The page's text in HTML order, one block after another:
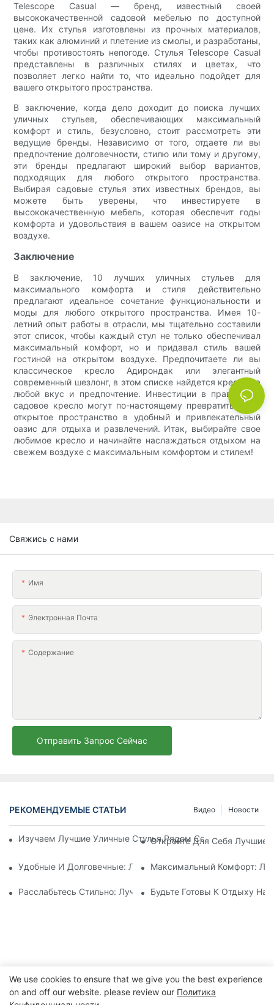
Telescope Casual — бренд, известный своей
высококачественной садовой мебелью по доступной
цене. Их стулья изготовлены из прочных материалов,
таких как алюминий и плетение из смолы, и разработаны,
чтобы противостоять непогоде. Стулья Telescope Casual
представлены в различных стилях и цветах, что
позволяет легко найти то, что идеально подойдет для
вашего открытого пространства.
В заключение, когда дело доходит до поиска лучших
уличных стульев, обеспечивающих максимальный
комфорт и стиль, безусловно, стоит рассмотреть эти
ведущие бренды. Независимо от того, отдаете ли вы
предпочтение долговечности, стилю или тому и другому,
эти бренды предлагают широкий выбор вариантов,
подходящих для любого открытого пространства.
Выбирая садовые стулья этих известных брендов, вы
можете быть уверены, что инвестируете в
высококачественную мебель, которая обеспечит годы
комфорта и удовольствия в вашем оазисе на открытом
воздухе.
Заключение
В заключение, 10 лучших уличных стульев для
максимального комфорта и стиля действительно
предлагают идеальное сочетание функциональности и
моды для любого открытого пространства. Имея 10-
летний опыт работы в отрасли, мы тщательно составили
этот список, чтобы каждый стул не только обеспечивал
максимальный комфорт, но и придавал стиль вашей
гостиной на открытом воздухе. Предпочитаете ли вы
классическое кресло Адирондак или элегантный
современный шезлонг, в этом списке найдется кресло на
любой вкус и предпочтение. Инвестиции в правильное
садовое кресло могут по-настоящему превратить ваше
открытое пространство в удобный и привлекательный
оазис для отдыха и развлечений. Итак, выбирайте свое
любимое кресло и начинайте наслаждаться отдыхом на
свежем воздухе с максимальным комфортом и стилем!
Свяжись с нами
Имя
Электронная Почта
Содержание
Отправить Запрос Сейчас
РЕКОМЕНДУЕМЫЕ СТАТЬИ Новости
Видео
Изучаем Лучшие Уличные Стулья Рядом Со Мной Для
Откройте Для Себя Лучшие
Удобные И Долговечные: Лучшие Уличные Стулья С
Максимальный Комфорт:
Расслабьтесь Стильно: Лучшие Уличные Стулья С
Будьте Готовы К Отдыху На
We use cookies to ensure that we give you the best experience
on and off our website. please review our Политика